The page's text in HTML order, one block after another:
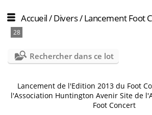
Accueil/Divers/Lancement Foot
28
Rechercher dans ce lot
Lancement de l'Edition 2013 du Foot
l'Association Huntington Avenir Site de
Foot Concert